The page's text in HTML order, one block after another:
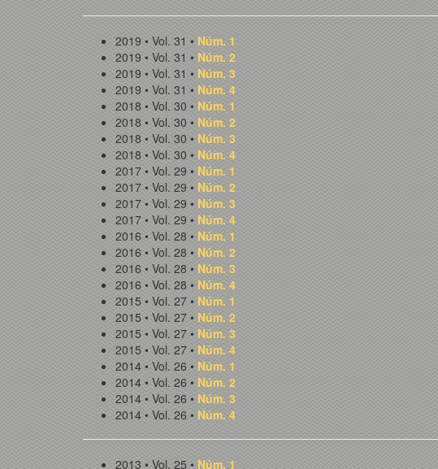
2019 • Vol. 31 • Núm. 1
2019 • Vol. 31 • Núm. 2
2019 • Vol. 31 • Núm. 3
2019 • Vol. 31 • Núm. 4
2018 • Vol. 30 • Núm. 1
2018 • Vol. 30 • Núm. 2
2018 • Vol. 30 • Núm. 3
2018 • Vol. 30 • Núm. 4
2017 • Vol. 29 • Núm. 1
2017 • Vol. 29 • Núm. 2
2017 • Vol. 29 • Núm. 3
2017 • Vol. 29 • Núm. 4
2016 • Vol. 28 • Núm. 1
2016 • Vol. 28 • Núm. 2
2016 • Vol. 28 • Núm. 3
2016 • Vol. 28 • Núm. 4
2015 • Vol. 27 • Núm. 1
2015 • Vol. 27 • Núm. 2
2015 • Vol. 27 • Núm. 3
2015 • Vol. 27 • Núm. 4
2014 • Vol. 26 • Núm. 1
2014 • Vol. 26 • Núm. 2
2014 • Vol. 26 • Núm. 3
2014 • Vol. 26 • Núm. 4
2013 • Vol. 25 • Núm. 1